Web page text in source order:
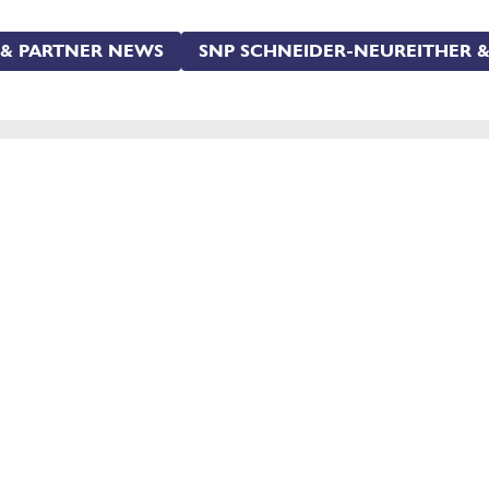
PARTNER NEWS SNP SCHNEIDER-NEUREITHER